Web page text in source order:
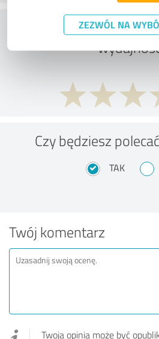
ZEZWÓL NA
Co sądzisz o
Czy będziesz
TAK
Twój komentarz
Twoja opinia może być